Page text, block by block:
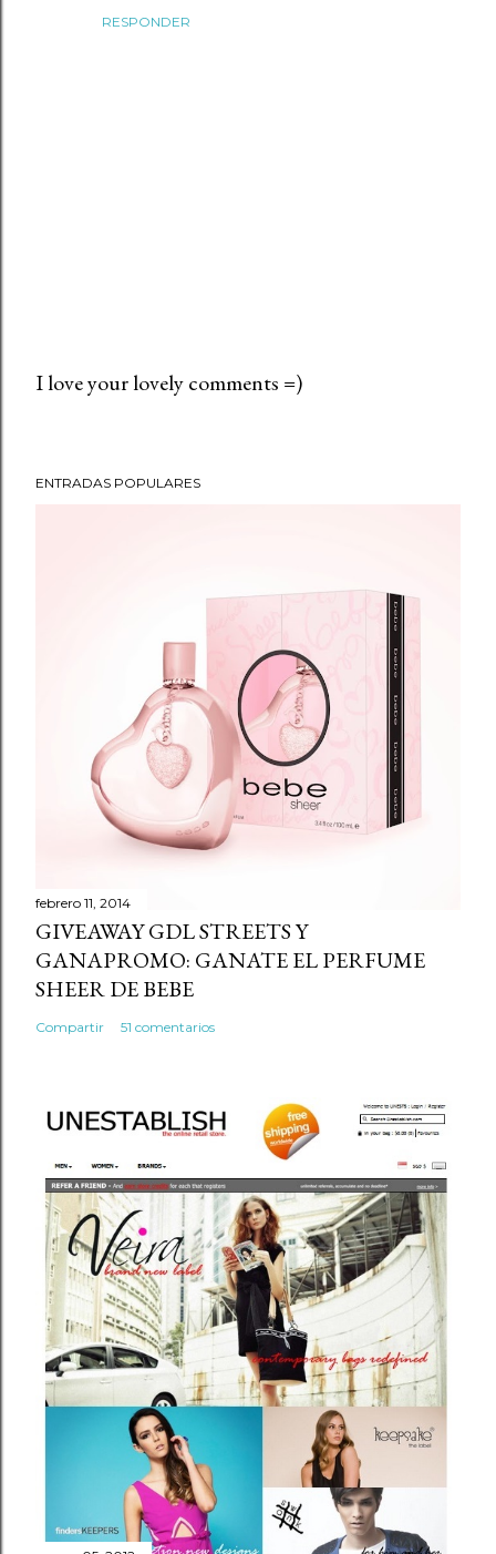
RESPONDER
r
i
o
I love your lovely comments =)
ENTRADAS POPULARES
febrero 11, 2014
GIVEAWAY GDL STREETS Y
GANAPROMO: GANATE EL PERFUME
SHEER DE BEBE
Compartir 51 comentarios